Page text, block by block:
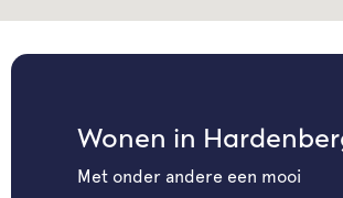
Wonen in
Met onder andere een mooi